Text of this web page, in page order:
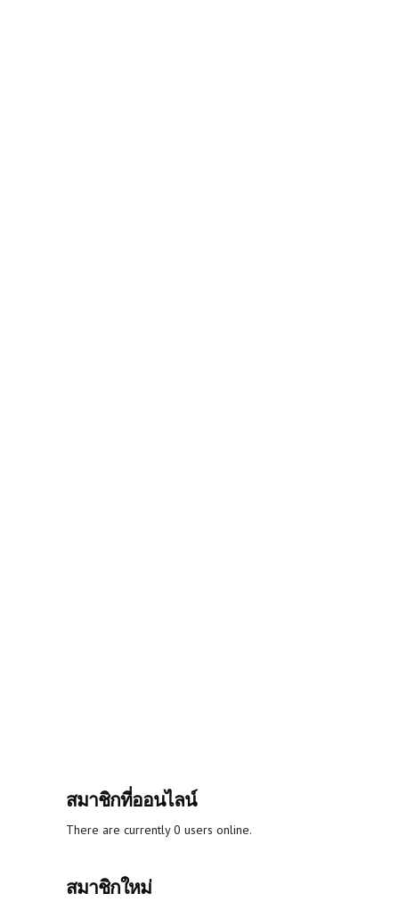
สมาชิกที่ออนไลน์
There are currently 0 users online.
สมาชิกใหม่